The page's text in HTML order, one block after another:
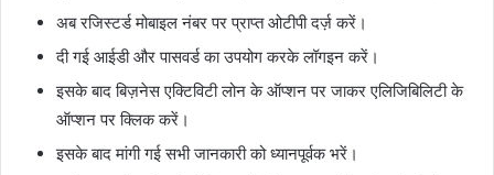
अब रजिस्टर्ड मोबाइल नंबर पर प्राप्त ओटीपी दर्ज़ करें।
दी गई आईडी और पासवर्ड का उपयोग करके लॉगइन करें।
इसके बाद बिज़नेस एक्टिविटी लोन के ऑप्शन पर जाकर एलिजिबिलिटी के
ऑप्शन पर क्लिक करें।
इसके बाद मांगी गई सभी जानकारी को ध्यानपूर्वक भरें।